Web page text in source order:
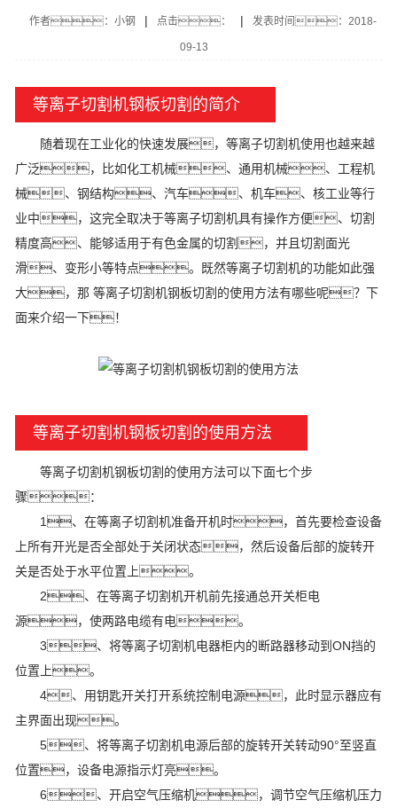
作者：小钢 | 点击： | 发表时间：2018-
09-13
等离子切割机钢板切割的简介
随着现在工业化的快速发展，等离子切割机使用也越来越
广泛，比如化工机械、通用机械、工程机
械、钢结构、汽车、机车、核工业等行
业中，这完全取决于等离子切割机具有操作方便、切割
精度高、能够适用于有色金属的切割，并且切割面光
滑、变形小等特点。既然等离子切割机的功能如此强
大，那 等离子切割机钢板切割的使用方法有哪些呢？下
面来介绍一下！
等离子切割机钢板切割的使用方法
等离子切割机钢板切割的使用方法可以下面七个步
骤：
1、在等离子切割机准备开机时，首先要检查设备
上所有开光是否全部处于关闭状态，然后设备后部的旋转开
关是否处于水平位置上。
2、在等离子切割机开机前先接通总开关柜电
源，使两路电缆有电。
3、将等离子切割机电器柜内的断路器移动到ON挡的
位置上。
4、用钥匙开关打开系统控制电源，此时显示器应有
主界面出现。
5、将等离子切割机电源后部的旋转开关转动90°至竖直
位置，设备电源指示灯亮。
6、开启空气压缩机，调节空气压缩机压力